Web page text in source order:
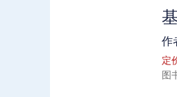
学
作
定
图